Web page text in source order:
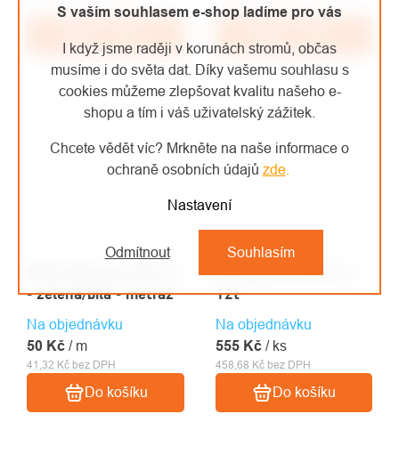
S vaším souhlasem e-shop ladíme pro vás
I když jsme raději v korunách stromů, občas
musíme i do světa dat. Díky vašemu souhlasu s
cookies můžeme zlepšovat kvalitu našeho e-
shopu a tím i váš uživatelský zážitek.
Chcete vědět víc? Mrkněte na naše informace o
ochraně osobních údajů zde.
Nastavení
Odmítnout Souhlasím
147,93 Kč bez DPH
- zelená/bílá - metráž
Na objednávku
41,32 Kč bez DPH
50 Kč / m
Do košíku
GEFA jehla M na 4t a
12t
Na objednávku
458,68 Kč bez DPH
555 Kč / ks
Do košíku